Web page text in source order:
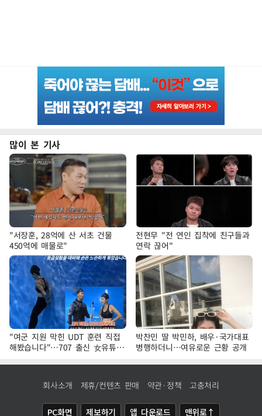
많이 본 기사
"서장훈, 28억에 산 서초 건물
450억에 매물로"
전현무 "전 연인 집착에 친구들과
연락 끊어"
"여군 지원 막힌 UDT 훈련 직접
해봤습니다"…707 출신 女유튜버
'완벽 소화'
박찬민 딸 박민하, 배우·국가대표
병행하더니…여유로운 근황 공개
회사소개 제휴/컨텐츠 판매 약관·정책 고충처리
PC화면 제보하기 앱 다운로드 맨위로↑